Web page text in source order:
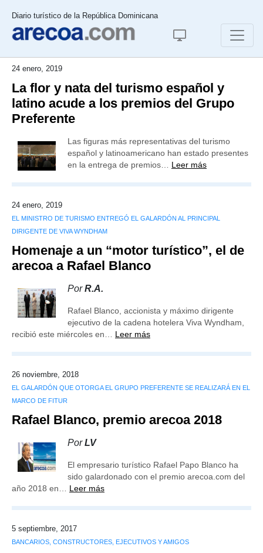
Diario turístico de la República Dominicana
24 enero, 2019
La flor y nata del turismo español y
latino acude a los premios del Grupo
Preferente
Las figuras más representativas del turismo
español y latinoamericano han estado presentes
en la entrega de premios… Leer más
24 enero, 2019
EL MINISTRO DE TURISMO ENTREGÓ EL GALARDÓN AL PRINCIPAL
DIRIGENTE DE VIVA WYNDHAM
Homenaje a un “motor turístico”, el de
arecoa a Rafael Blanco
PorR.A.
Rafael Blanco, accionista y máximo dirigente
ejecutivo de la cadena hotelera Viva Wyndham,
recibió este miércoles en… Leer más
26 noviembre, 2018
EL GALARDÓN QUE OTORGA EL GRUPO PREFERENTE SE REALIZARÁ EN EL
MARCO DE FITUR
Rafael Blanco, premio arecoa 2018
PorLV
El empresario turístico Rafael Papo Blanco ha
sido galardonado con el premio arecoa.com del
año 2018 en… Leer más
5 septiembre, 2017
BANCARIOS, CONSTRUCTORES, EJECUTIVOS Y AMIGOS